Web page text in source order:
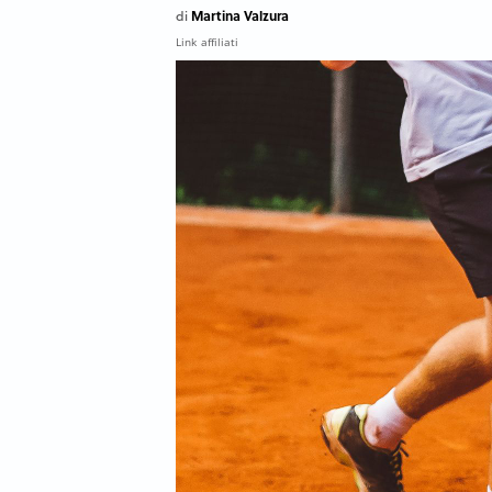
di Martina Valzura
Link affiliati